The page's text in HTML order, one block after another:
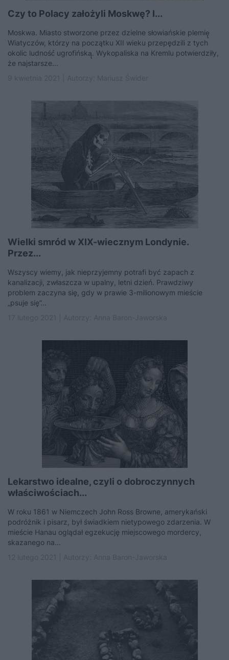
Czy to Polacy założyli Moskwę? I...
Moskwa. Miasto stworzone przez dzielne słowiańskie plemię̨
Wiatyczów, którzy na początku XII wieku przepędzili z tych
okolic ludność́ ugrofińską̨. Wykopaliska na Kremlu potwierdziły,
że najstarsze...
Wielki smród w XIX-wiecznym Londynie.
Przez...
Wszyscy wiemy, jak nieprzyjemny potrafi być zapach z
kanalizacji, zwłaszcza w upalny, letni dzień. Prawdziwy
problem zaczyna się, gdy w prawie 3-milionowym mieście
„psuje się”...
Lekarstwo idealne, czyli o dobroczynnych
właściwościach...
W roku 1861 w Niemczech John Ross Browne, amerykański
podróżnik i pisarz, był świadkiem nietypowego zdarzenia. W
mieście Hanau oglądał egzekucję miejscowego mordercy,
skazanego na...